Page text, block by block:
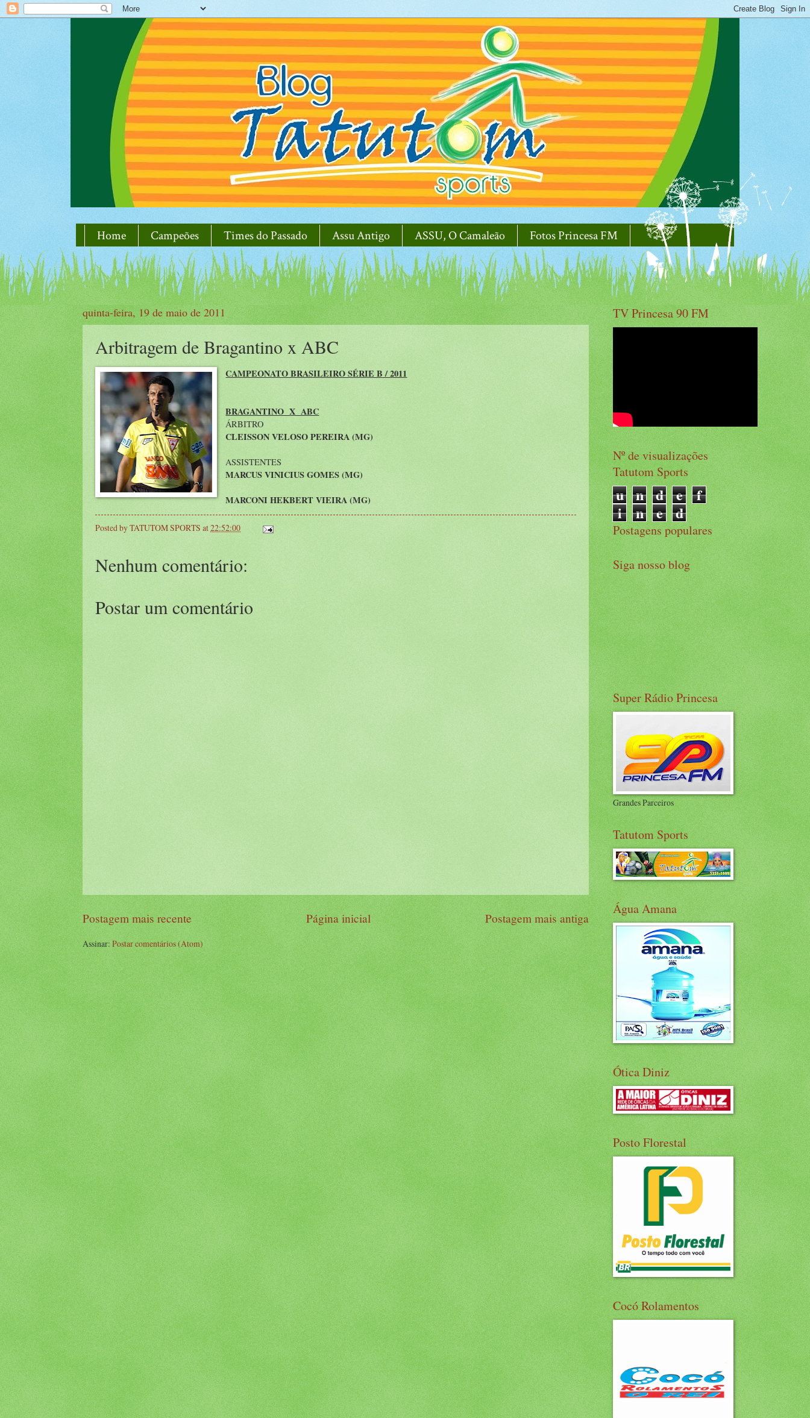
Home Campeões Times do Passado Assu Antigo ASSU, O Camaleão Fotos Princesa FM
quinta-feira, 19 de maio de 2011
Arbitragem de Bragantino x ABC
CAMPEONATO BRASILEIRO SÉRIE B / 2011
BRAGANTINO X ABC
ÁRBITRO
CLEISSON VELOSO PEREIRA (MG)
ASSISTENTES
MARCUS VINICIUS GOMES (MG)
MARCONI HEKBERT VIEIRA (MG)
Posted byTATUTOM SPORTS at22:52:00
Nenhum comentário:
Postar um comentário
Postagem mais recente Postagem mais antiga
Página inicial
Assinar:Postar comentários (Atom)
TV Princesa 90 FM
Nº de visualizações
Tatutom Sports
u n d e
f
i
n e d
Postagens populares
Siga nosso blog
Super Rádio Princesa
Grandes Parceiros
Tatutom Sports
Água Amana
Ótica Diniz
Posto Florestal
Cocó Rolamentos